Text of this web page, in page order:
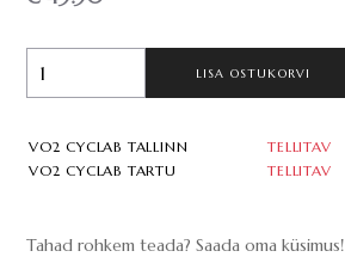
LISA OSTUKORVI
VO2 CYCLAB TALLINN
TELLITAV
VO2 CYCLAB TARTU
TELLITAV
Tahad rohkem teada? Saada oma küsimus!